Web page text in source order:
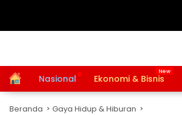
HomeNasional Ekonomi & Bisnis
Beranda Gaya Hidup & Hiburan